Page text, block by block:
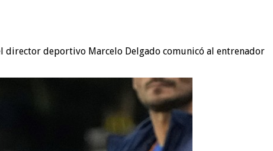
director deportivo Marcelo Delgado comunicó al entrenador